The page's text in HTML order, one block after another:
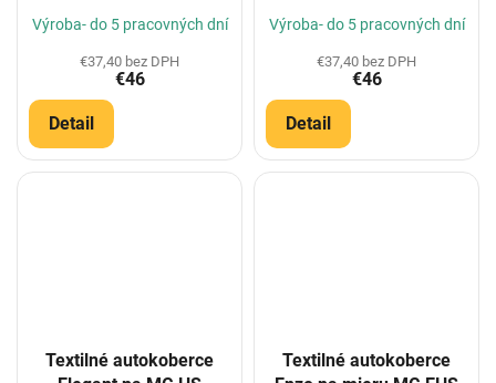
Výroba- do 5 pracovných dní
€37,40 bez DPH
€46
Detail
(Konfigurátor)
Výroba- do 5 pracovných dní
€37,40 bez DPH
€46
Detail
Textilné autokoberce
Textilné autokoberce